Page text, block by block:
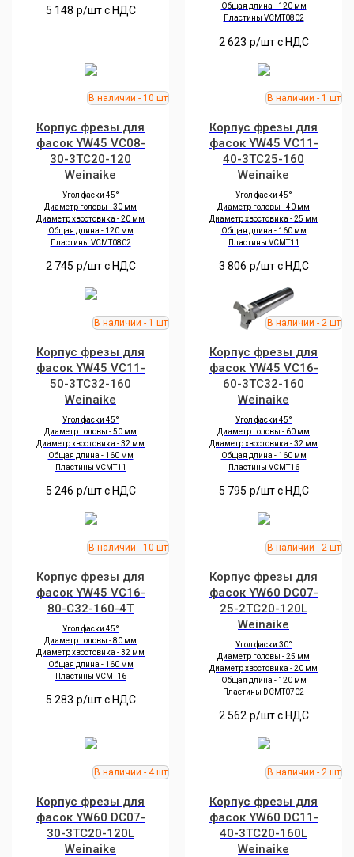
5 148 р/шт c НДС
Общая длина - 120 мм
Пластины VCMT0802
2 623 р/шт c НДС
Корпус фрезы для
фасок YW45 VC08-
30-3TC20-120
Weinaike
Угол фаски 45°
Диаметр головы - 30 мм
Диаметр хвостовика - 20 мм
Общая длина - 120 мм
Пластины VCMT0802
2 745 р/шт c НДС
Корпус фрезы для
фасок YW45 VC11-
40-3TC25-160
Weinaike
Угол фаски 45°
Диаметр головы - 40 мм
Диаметр хвостовика - 25 мм
Общая длина - 160 мм
Пластины VCMT11
3 806 р/шт c НДС
Корпус фрезы для
фасок YW45 VC11-
50-3TC32-160
Weinaike
Угол фаски 45°
Диаметр головы - 50 мм
Диаметр хвостовика - 32 мм
Общая длина - 160 мм
Пластины VCMT11
5 246 р/шт c НДС
Корпус фрезы для
фасок YW45 VC16-
60-3TC32-160
Weinaike
Угол фаски 45°
Диаметр головы - 60 мм
Диаметр хвостовика - 32 мм
Общая длина - 160 мм
Пластины VCMT16
5 795 р/шт c НДС
Корпус фрезы для
фасок YW45 VC16-
80-C32-160-4T
Угол фаски 45°
Диаметр головы - 80 мм
Диаметр хвостовика - 32 мм
Общая длина - 160 мм
Пластины VCMT16
5 283 р/шт c НДС
Корпус фрезы для
фасок YW60 DC07-
25-2TC20-120L
Weinaike
Угол фаски 30°
Диаметр головы - 25 мм
Диаметр хвостовика - 20 мм
Общая длина - 120 мм
Пластины DCMT0702
2 562 р/шт c НДС
Корпус фрезы для
фасок YW60 DC07-
30-3TC20-120L
Weinaike
Корпус фрезы для
фасок YW60 DC11-
40-3TC20-160L
Weinaike